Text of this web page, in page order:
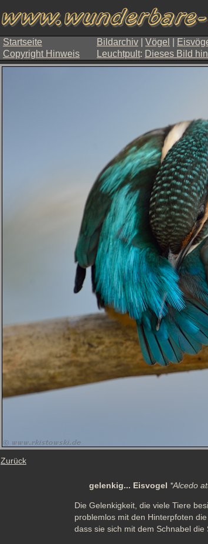
Startseite Bildarchiv Vögel
Copyright Hinweis Leuchtpult: Dieses Bild
Zurück
gelenkig... Eisvogel *Alcedo
Die Gelenkigkeit, die viele Tiere
problemlos mit den Hinterpfoten
dass sie sich mit dem Schnabel